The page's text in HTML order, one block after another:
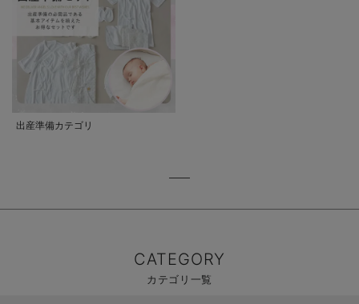
出産準備カテゴリ
CATEGORY
カテゴリ一覧